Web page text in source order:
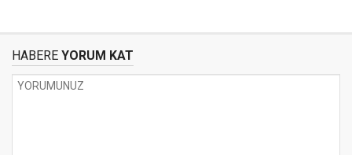
HABERE YORUM KAT